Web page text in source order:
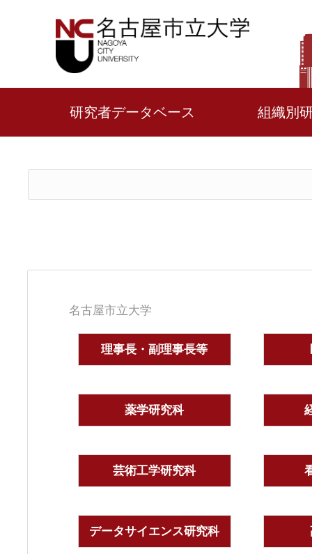
研究者データベース 組織別
名古屋市立大学
理事長・副理事長等
薬学研究科
芸術工学研究科
データサイエンス研究科